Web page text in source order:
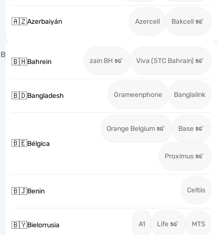
🇦🇿Azerbaiyán Azercell Bakcell
B
🇧🇭Bahrein zain BH Viva (STC Bahrain)
🇧🇩Bangladesh Grameenphone Banglalink
🇧🇪Bélgica
Orange Belgium Base
Proximus
🇧🇯Benin Celtiis
🇧🇾Bielorrusia A1 Life MTS